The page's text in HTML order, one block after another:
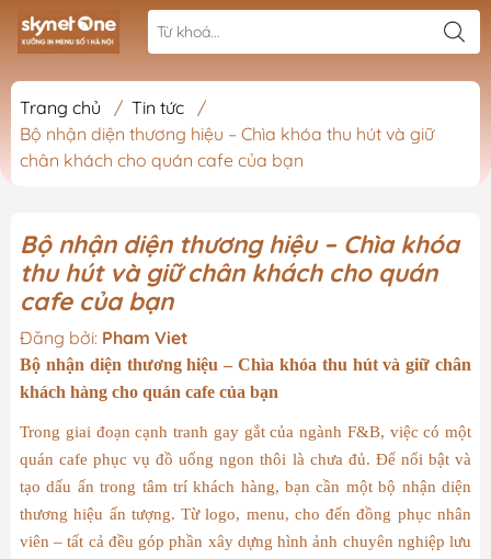
Trang chủ / Tin tức
/
Bộ nhận diện thương hiệu – Chìa khóa thu hút và giữ
chân khách cho quán cafe của bạn
Bộ nhận diện thương hiệu – Chìa khóa
thu hút và giữ chân khách cho quán
cafe của bạn
Đăng bởi: Pham Viet
Bộ nhận diện thương hiệu – Chìa khóa thu hút và giữ chân
khách hàng cho quán cafe của bạn
Trong giai đoạn cạnh tranh gay gắt của ngành F&B, việc có một
quán cafe phục vụ đồ uống ngon thôi là chưa đủ. Để nổi bật và
tạo dấu ấn trong tâm trí khách hàng, bạn cần một bộ nhận diện
thương hiệu ấn tượng. Từ logo, menu, cho đến đồng phục nhân
viên – tất cả đều góp phần xây dựng hình ảnh chuyên nghiệp lưu